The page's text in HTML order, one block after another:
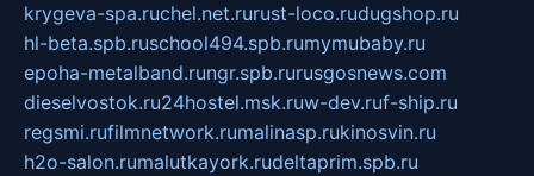
krygeva-spa.ruchel.net.rurust-loco.rudugshop.ru
hl-beta.spb.ruschool494.spb.rumymubaby.ru
epoha-metalband.rungr.spb.rurusgosnews.com
dieselvostok.ru24hostel.msk.ruw-dev.ruf-ship.ru
regsmi.rufilmnetwork.rumalinasp.rukinosvin.ru
h2o-salon.rumalutkayork.rudeltaprim.spb.ru